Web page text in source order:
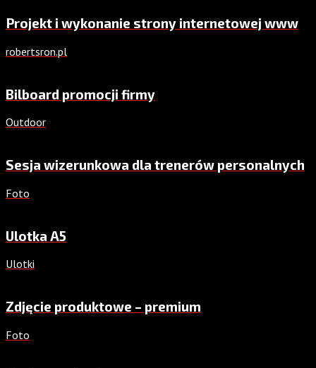
Projekt i wykonanie strony internetowej www
robertsron.pl
Bilboard promocji firmy
Outdoor
Sesja wizerunkowa dla trenerów personalnych
Foto
Ulotka A5
Ulotki
Zdjęcie produktowe – premium
Foto